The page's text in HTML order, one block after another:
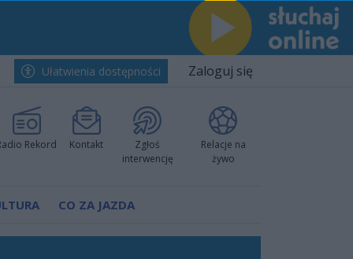
Ułatwienia dostępności Zaloguj się
Rekord Kontakt
Zgłoś
interwencję
Relacje na
żywo
CO ZA JAZDA